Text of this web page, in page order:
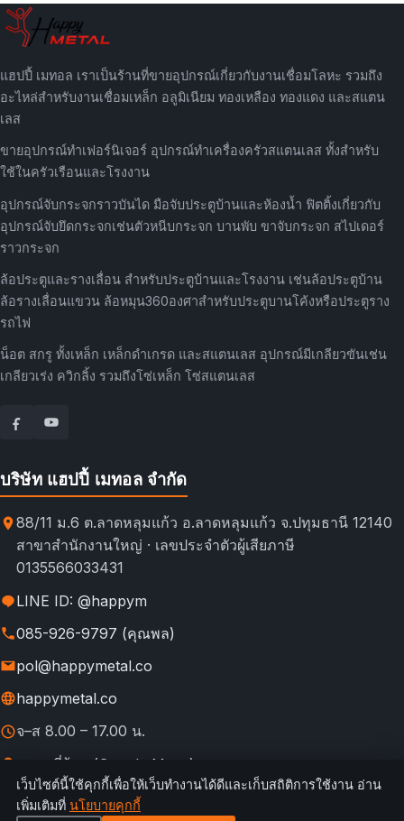
แฮปปี้ เมทอล เราเป็นร้านที่ขายอุปกรณ์เกี่ยวกับงานเชื่อมโลหะ รวมถึง
อะไหล่สำหรับงานเชื่อมเหล็ก อลูมิเนียม ทองเหลือง ทองแดง และสแตน
เลส
ขายอุปกรณ์ทำเฟอร์นิเจอร์ อุปกรณ์ทำเครื่องครัวสแตนเลส ทั้งสำหรับ
ใช้ในครัวเรือนและโรงงาน
อุปกรณ์จับกระจกราวบันได มือจับประตูบ้านและห้องน้ำ ฟิตติ้งเกี่ยวกับ
อุปกรณ์จับยึดกระจกเช่นตัวหนีบกระจก บานพับ ขาจับกระจก สไปเดอร์
ราวกระจก
ล้อประตูและรางเลื่อน สำหรับประตูบ้านและโรงงาน เช่นล้อประตูบ้าน
ล้อรางเลื่อนแขวน ล้อหมุน360องศาสำหรับประตูบานโค้งหรือประตูราง
รถไฟ
น็อต สกรู ทั้งเหล็ก เหล็กดำเกรด และสแตนเลส อุปกรณ์มีเกลียวขันเช่น
เกลียวเร่ง ควิกลิ้ง รวมถึงโซ่เหล็ก โซ่สแตนเลส
บริษัท แฮปปี้ เมทอล จำกัด
88/11 ม.6 ต.ลาดหลุมแก้ว อ.ลาดหลุมแก้ว จ.ปทุมธานี 12140
สาขาสำนักงานใหญ่ · เลขประจำตัวผู้เสียภาษี
0135566033431
LINE ID: @happym
085-926-9797 (คุณพล)
pol@happymetal.co
happymetal.co
จ–ส 8.00 – 17.00 น.
ดูแผนที่ร้าน (Google Maps)
© 2026 happymetal.co. All rights reserved.
กฎการใช้งาน &
เว็บไซต์นี้ใช้คุกกี้เพื่อให้เว็บทำงานได้ดีและเก็บสถิติการใช้งาน อ่าน
เพิ่มเติมที่ นโยบายคุกกี้